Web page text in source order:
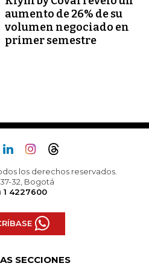
aumento de 26% de su
volumen negociado en
primer semestre
los derechos reservados.
37-32, Bogotá
1 4227600
SECCIONES